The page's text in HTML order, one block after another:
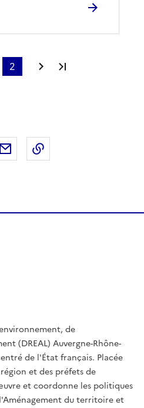
page
Page précédente
2 Page suivante
X sur LinkedIn
Partager par email
de
(DREAL) Auvergne-Rhône-
de l'État français. Placée
et des préfets de
et coordonne les politiques
du territoire et